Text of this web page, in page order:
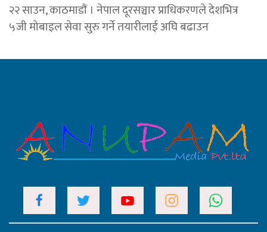
२२ साउन, काठमाडाैं । नेपाल दूरसञ्चार प्राधिकरणले देशभित्र
५जी मोबाइल सेवा सुरु गर्ने तयारीलाई अघि बढाउन